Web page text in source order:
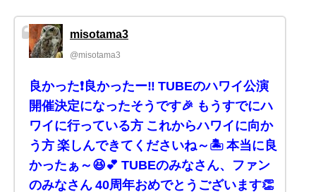
misotama3
@misotama3
良かった❗️良かったー‼️ TUBEのハワイ公演
開催決定になったそうです🎉 もうすでにハ
ワイに行っている方 これからハワイに向か
う方 楽しんできてくださいね～🏝️ 本当に良
かったぁ～😆💕 TUBEのみなさん、ファン
のみなさん 40周年おめでとうございます👏